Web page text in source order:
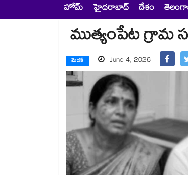
హోమ్ హైదరాబాద్ దేశం
ముత్యంపేట గ్రామ
మెదక్ June 4, 2026